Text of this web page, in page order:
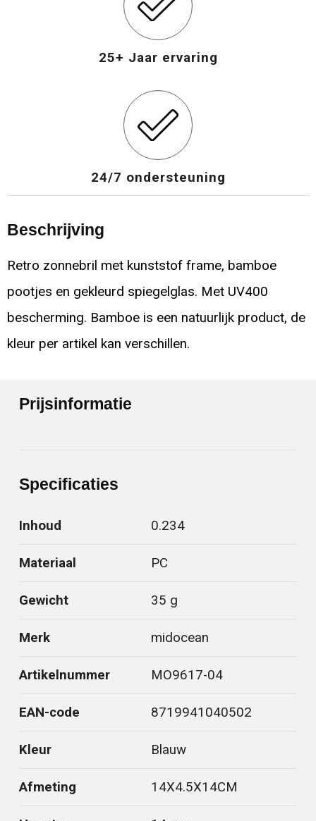
25+ Jaar ervaring
24/7 ondersteuning
Beschrijving
Retro zonnebril met kunststof frame, bamboe
pootjes en gekleurd spiegelglas. Met UV400
bescherming. Bamboe is een natuurlijk product, de
kleur per artikel kan verschillen.
Prijsinformatie
Specificaties
Inhoud 0.234
Materiaal PC
Gewicht 35 g
Merk midocean
Artikelnummer MO9617-04
EAN-code 8719941040502
Kleur Blauw
Afmeting 14X4.5X14CM